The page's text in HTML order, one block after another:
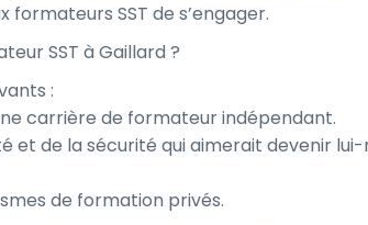
SST de s’engager.
SST à Gaillard ?
:
carrière de formateur indépendant.
et de la sécurité qui aimerait devenir
de formation privés.